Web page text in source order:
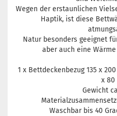
Wegen der erstaunlichen
Haptik, ist diese
Natur besonders geeignet
aber auch eine
1 x Bettdeckenbezug 135 x
x 80
Gewicht
Waschbar bis 40